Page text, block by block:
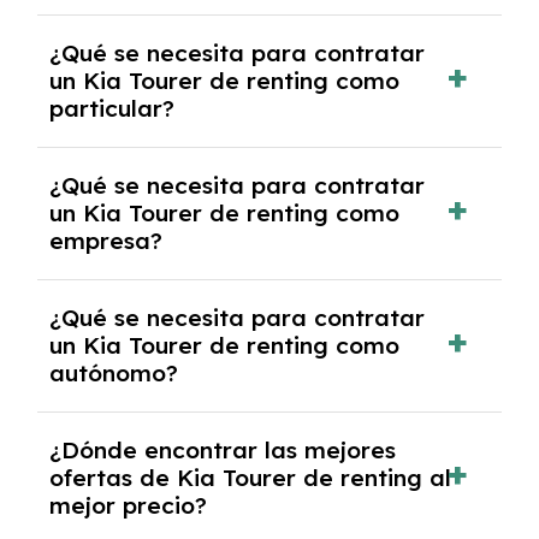
económica.
pero puede haber penalizaciones por
cancelación anticipada. Es importante revisar
las condiciones del contrato y hablar con un
experto que te asesore.
¿Qué se necesita para contratar
un Kia Tourer de renting como
particular?
y, en algunos casos, una consulta de solvencia
crediticia y un pago inicial.
¿Qué se necesita para contratar
un Kia Tourer de renting como
empresa?
documentación financiera y, en algunos
casos, un informe de solvencia de la empresa
y un pago inicial.
¿Qué se necesita para contratar
un Kia Tourer de renting como
autónomo?
autónomos, justificante de ingresos y, en
algunos casos, un informe fiscal y un pago
inicial.
¿Dónde encontrar las mejores
ofertas de Kia Tourer de renting al
mejor precio?